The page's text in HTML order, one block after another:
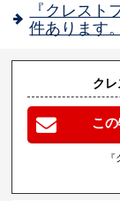
『クレス
件あります。
ク
こ